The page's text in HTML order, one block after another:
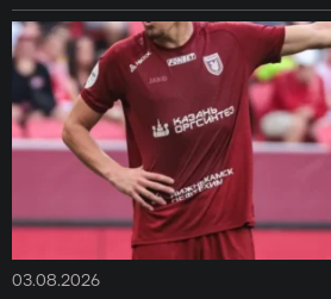
03.08.2026